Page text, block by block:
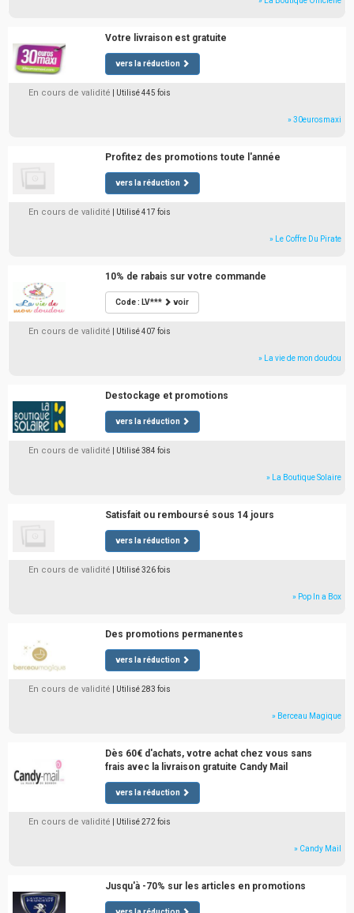
Votre livraison est gratuite
vers la réduction
En cours de validité | Utilisé 445 fois
» 30eurosmaxi
Profitez des promotions toute l'année
vers la réduction
En cours de validité | Utilisé 417 fois
» Le Coffre Du Pirate
10% de rabais sur votre commande
Code : LV*** voir
En cours de validité | Utilisé 407 fois
» La vie de mon doudou
Destockage et promotions
vers la réduction
En cours de validité | Utilisé 384 fois
» La Boutique Solaire
Satisfait ou remboursé sous 14 jours
vers la réduction
En cours de validité | Utilisé 326 fois
» Pop In a Box
Des promotions permanentes
vers la réduction
En cours de validité | Utilisé 283 fois
» Berceau Magique
Dès 60€ d'achats, votre achat chez vous sans
frais avec la livraison gratuite Candy Mail
vers la réduction
En cours de validité | Utilisé 272 fois
» Candy Mail
Jusqu'à -70% sur les articles en promotions